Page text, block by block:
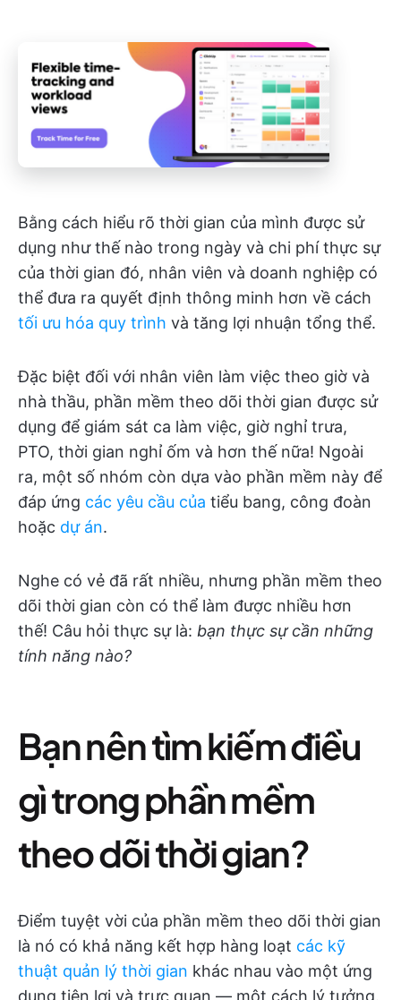
Bằng cách hiểu rõ thời gian của mình được sử
dụng như thế nào trong ngày và chi phí thực sự
của thời gian đó, nhân viên và doanh nghiệp có
thể đưa ra quyết định thông minh hơn về cách
tối ưu hóa quy trình và tăng lợi nhuận tổng thể.
Đặc biệt đối với nhân viên làm việc theo giờ và
nhà thầu, phần mềm theo dõi thời gian được sử
dụng để giám sát ca làm việc, giờ nghỉ trưa,
PTO, thời gian nghỉ ốm và hơn thế nữa! Ngoài
ra, một số nhóm còn dựa vào phần mềm này để
đáp ứng các yêu cầu của tiểu bang, công đoàn
hoặc dự án.
Nghe có vẻ đã rất nhiều, nhưng phần mềm theo
dõi thời gian còn có thể làm được nhiều hơn
thế! Câu hỏi thực sự là: bạn thực sự cần những
tính năng nào?
Bạn nên tìm kiếm điều
gì trong phần mềm
theo dõi thời gian?
Điểm tuyệt vời của phần mềm theo dõi thời gian
là nó có khả năng kết hợp hàng loạt các kỹ
thuật quản lý thời gian khác nhau vào một ứng
dụng tiện lợi và trực quan — một cách lý tưởng.